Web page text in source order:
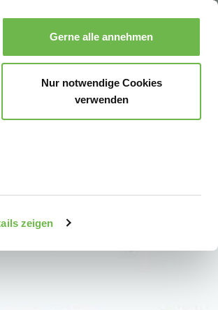
zeigen
Gerne alle annehmen
Nur notwendige Cookies
verwenden
Buchen Menü